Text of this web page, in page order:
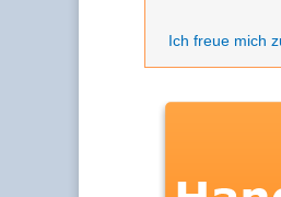
Ich freue mich